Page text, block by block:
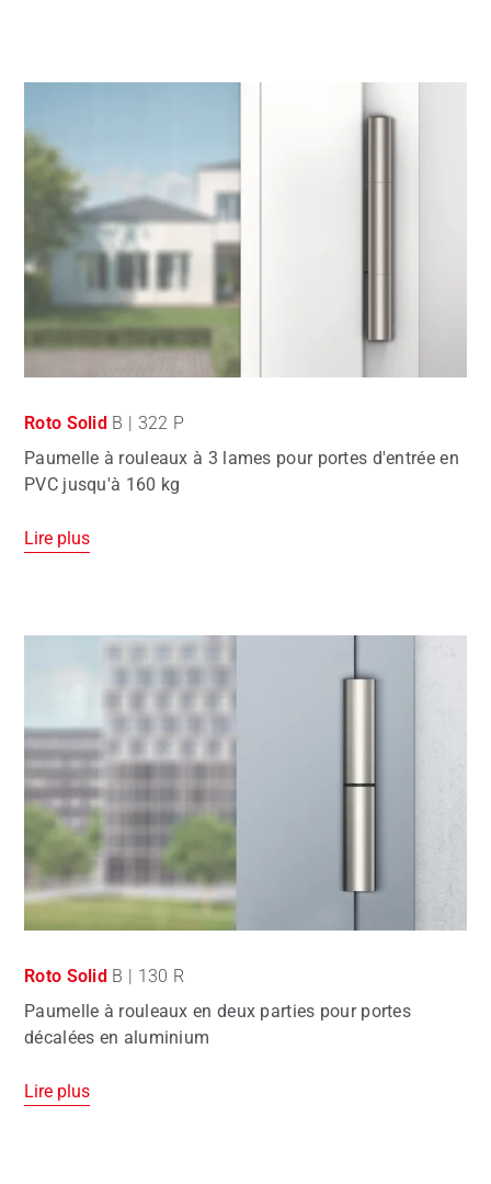
Roto Solid B | 322 P
Paumelle à rouleaux à 3 lames pour portes d'entrée en
PVC jusqu'à 160 kg
Lire plus
Roto Solid B | 130 R
Paumelle à rouleaux en deux parties pour portes
décalées en aluminium
Lire plus